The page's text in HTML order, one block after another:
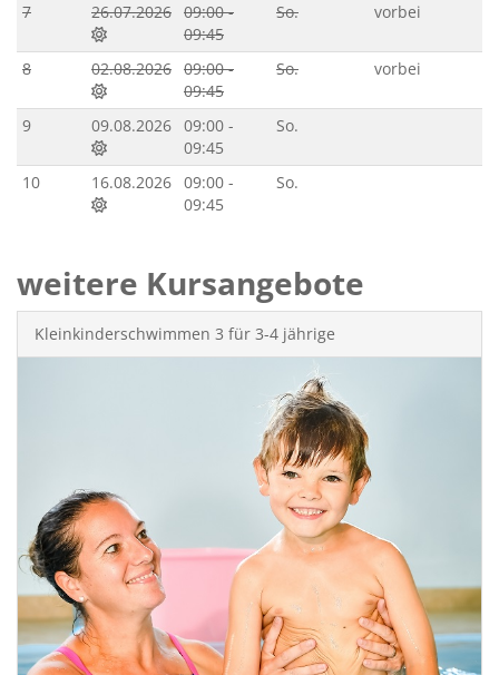
7 26.07.2026 09:00 -
09:45
So. vorbei
8 02.08.2026 09:00 -
09:45
So. vorbei
9 09.08.2026 09:00 -
09:45
So.
10 16.08.2026 09:00 -
09:45
So.
weitere Kursangebote
Kleinkinderschwimmen 3 für 3-4 jährige